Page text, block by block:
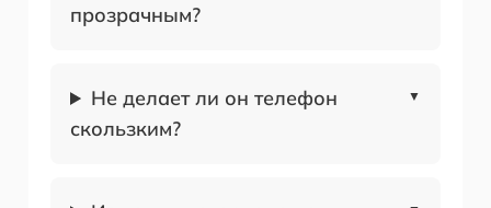
прозрачным?
Не делает ли он телефон
скользким?